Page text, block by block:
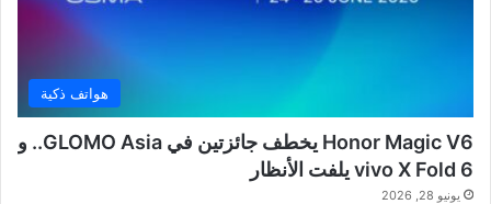
هواتف ذكية
Honor Magic V6 يخطف جائزتين في GLOMO Asia.. و
vivo X Fold 6 يلفت الأنظار
يونيو 28, 2026